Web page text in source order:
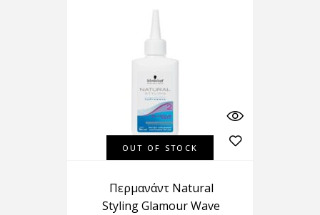
OUT OF STOCK
Περμανάντ Natural
Styling Glamour Wave